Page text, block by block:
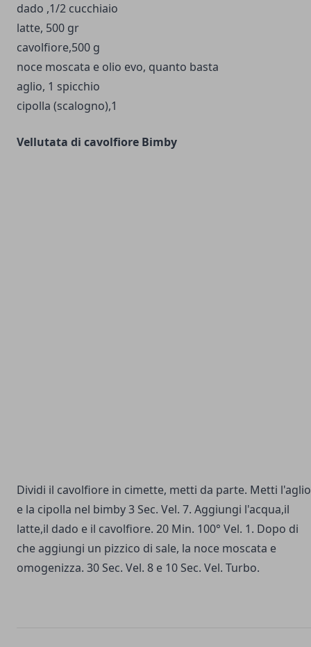
dado ,1/2 cucchiaio
latte, 500 gr
cavolfiore,500 g
noce moscata e olio evo, quanto basta
aglio, 1 spicchio
cipolla (scalogno),1
Vellutata di cavolfiore Bimby
Dividi il cavolfiore in cimette, metti da parte. Metti l'aglio
e la cipolla nel bimby 3 Sec. Vel. 7. Aggiungi l'acqua,il
latte,il dado e il cavolfiore. 20 Min. 100° Vel. 1. Dopo di
che aggiungi un pizzico di sale, la noce moscata e
omogenizza. 30 Sec. Vel. 8 e 10 Sec. Vel. Turbo.